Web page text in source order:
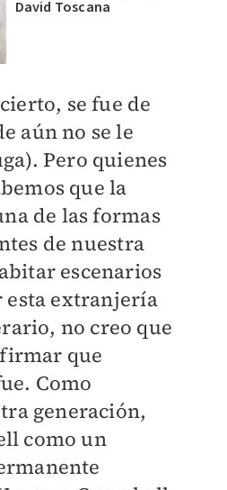
David Toscana
se fue de
aún no se le
Pero quienes
que la
de las formas
de nuestra
escenarios
esta extranjería
no creo que
que
Como
generación,
como un